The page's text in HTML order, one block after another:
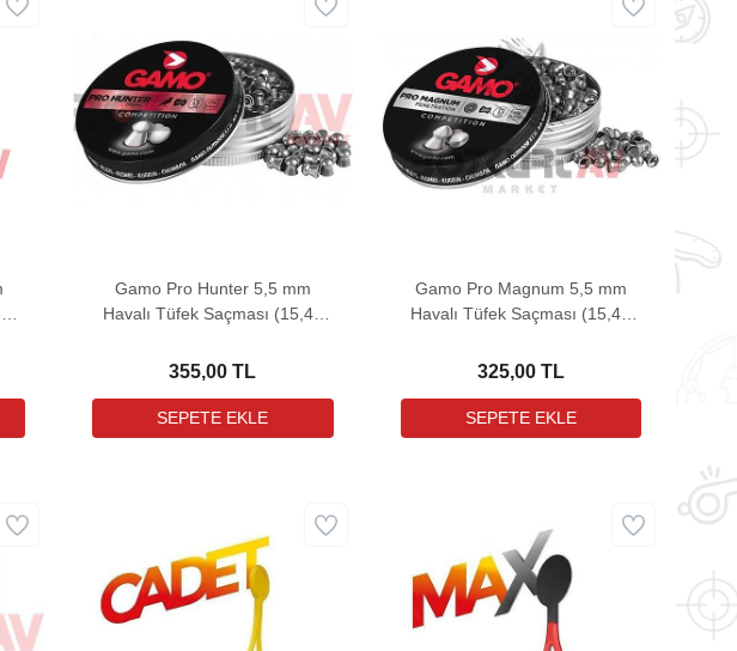
Gamo Pro Hunter 5,5 mm
Havalı Tüfek Saçması (15,42
355,00 TL
Gamo Pro Magnum 5,5 mm
Havalı Tüfek Saçması (15,42
325,00 TL